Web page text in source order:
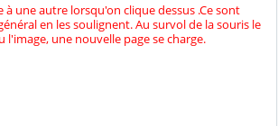
une autre lorsqu'on clique dessus .Ce sont
en les soulignent. Au survol de la souris le
une nouvelle page se charge.